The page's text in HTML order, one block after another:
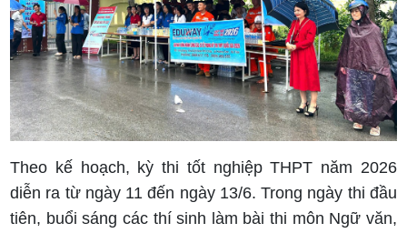
Theo kế hoạch, kỳ thi tốt nghiệp THPT năm 2026
diễn ra từ ngày 11 đến ngày 13/6. Trong ngày thi đầu
tiên, buổi sáng các thí sinh làm bài thi môn Ngữ văn,